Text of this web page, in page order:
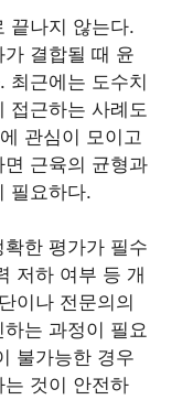
끝나지 않는다.
결합될 때 윤
최근에는 도수치
접근하는 사례도
관심이 모이고
근육의 균형과
필요하다.
한 평가가 필수
저하 여부 등 개
이나 전문의의
는 과정이 필요
불가능한 경우
것이 안전하